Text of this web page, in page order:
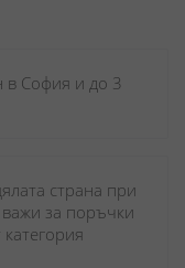
в София и до 3
страна при
важи за поръчки